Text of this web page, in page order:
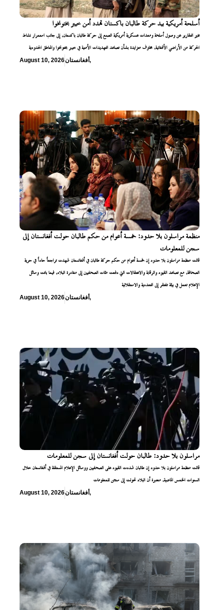
أسلحة أمريكية بيد حركة طالبان باكستان تهدد أمن خيبر بختونخوا
تثير التقارير عن وصول أسلحة ومعدات عسكرية أمريكية الصنع إلى حركة طالبان باكستان، إلى جانب استمرار نشاط
الحركة من الأراضي الأفغانية، مخاوف متزايدة بشأن تصاعد التهديدات الأمنية في خيبر بختونخوا والمناطق الحدودية
August 10, 2026أفغانستان,
منظمة مراسلون بلا حدود: خمسة أعوام من حكم طالبان حولت أفغانستان إلى
سجن للمعلومات
قالت منظمة مراسلون بلا حدود إن خمسة أعوام من حكم حركة طالبان في أفغانستان شهدت تراجعاً حاداً في حرية
الصحافة، مع تصاعد القيود والرقابة والاعتقالات التي دفعت مئات الصحفيين إلى مغادرة البلاد، فيما باتت وسائل
الإعلام تعمل في بيئة تفتقر إلى التعددية والاستقلالية
August 10, 2026أفغانستان ,
مراسلون بلا حدود: طالبان حولت أفغانستان إلى سجن للمعلومات
قالت منظمة مراسلون بلا حدود إن طالبان شددت القيود على الصحفيين ووسائل الإعلام المستقلة في أفغانستان خلال
السنوات الخمس الماضية، معتبرة أن البلاد تحولت إلى سجن للمعلومات
August 10, 2026أفغانستان ,